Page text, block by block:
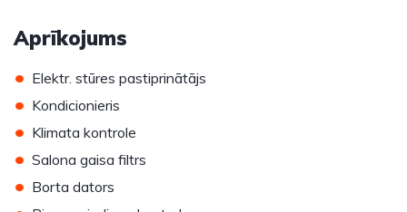
Aprīkojums
• Elektr. stūres pastiprinātājs
• Kondicionieris
• Klimata kontrole
• Salona gaisa filtrs
• Borta dators